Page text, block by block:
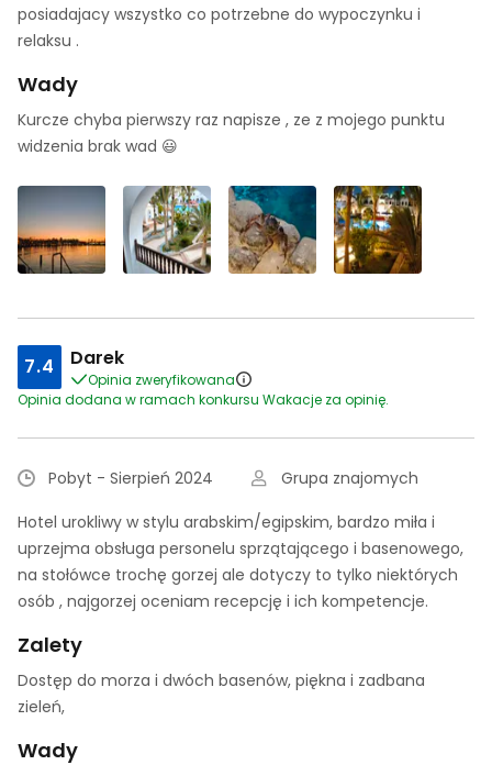
posiadajacy wszystko co potrzebne do wypoczynku i
relaksu .
Wady
Kurcze chyba pierwszy raz napisze , ze z mojego punktu
widzenia brak wad 😃
7.4 Darek
Opinia zweryfikowana
Opinia dodana w ramach konkursu Wakacje za opinię.
Pobyt - Sierpień 2024
Grupa znajomych
Hotel urokliwy w stylu arabskim/egipskim, bardzo miła i
uprzejma obsługa personelu sprzątającego i basenowego,
na stołówce trochę gorzej ale dotyczy to tylko niektórych
osób , najgorzej oceniam recepcję i ich kompetencje.
Zalety
Dostęp do morza i dwóch basenów, piękna i zadbana
zieleń,
Wady